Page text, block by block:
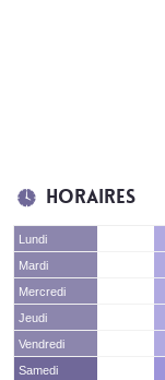
Horaires
Lundi
Mardi
Mercredi
Jeudi
Vendredi
Samedi